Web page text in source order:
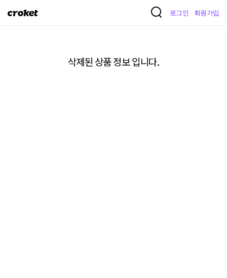
크
로그인 회원가입
삭제된 상품 정보 입니다.